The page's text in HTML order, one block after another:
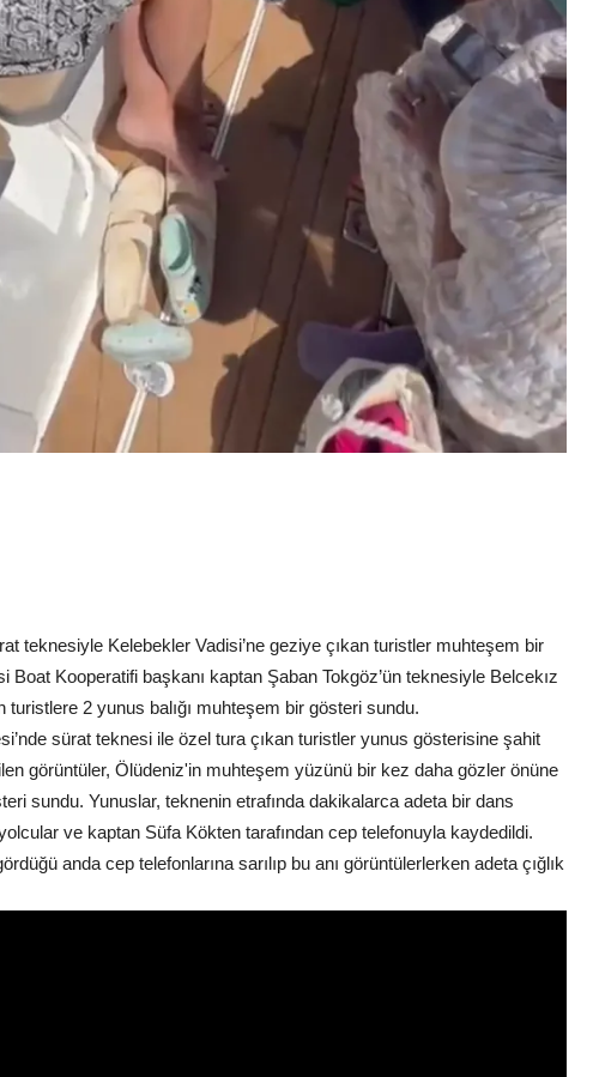
teknesiyle Kelebekler Vadisi’ne geziye çıkan turistler muhteşem bir
Kooperatifi başkanı kaptan Şaban Tokgöz’ün teknesiyle Belcekız
turistlere 2 yunus balığı muhteşem bir gösteri sundu.
sürat teknesi ile özel tura çıkan turistler yunus gösterisine şahit
görüntüler, Ölüdeniz'in muhteşem yüzünü bir kez daha gözler önüne
sundu. Yunuslar, teknenin etrafında dakikalarca adeta bir dans
ve kaptan Süfa Kökten tarafından cep telefonuyla kaydedildi.
anda cep telefonlarına sarılıp bu anı görüntülerlerken adeta çığlık